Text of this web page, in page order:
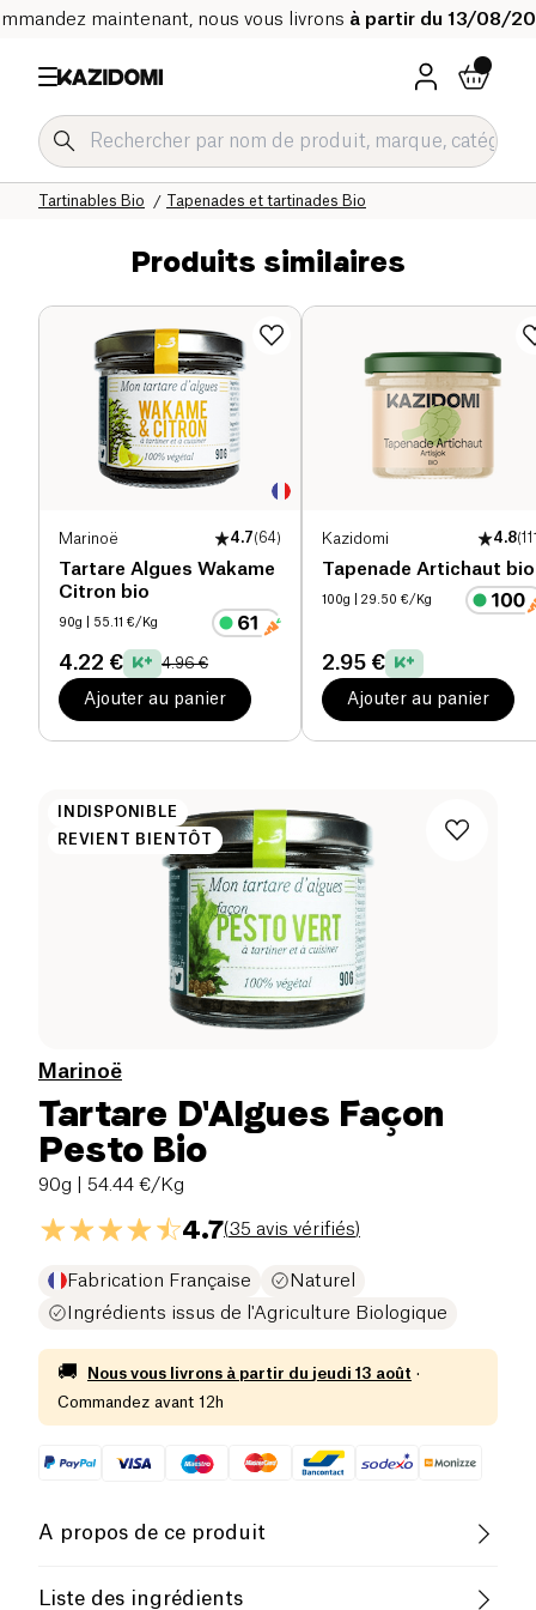
maintenant, nous vous livrons à partir du 13/08/
Tapenades et tartinades Bio
Tartinables Bio
Snacks salés et apéritifs Bio
Epicerie salée Bio
Accueil
Produits similaires
Marinoë 4.7(64)
Tartare Algues Wakame
Citron bio
90g | 55.11 €/Kg
4.22 € 4.96 €
Ajouter au panier
Kazidomi 4.8(
Tapenade Artichaut bio
100g | 29.50 €/Kg
2.95 €
Ajouter au panier
INDISPONIBLE
REVIENT BIENTÔT
Marinoë
Tartare D'Algues Façon
Pesto Bio
90g | 54.44 €/Kg
4.7(35 avis vérifiés)
Fabrication Française
Naturel
Ingrédients issus de l'Agriculture Biologique
🚚 Nous vous livrons à partir du jeudi 13 août ·
Commandez avant 12h
A propos de ce produit
Vegan Sans lactose (ingrédients)
Liste des ingrédients